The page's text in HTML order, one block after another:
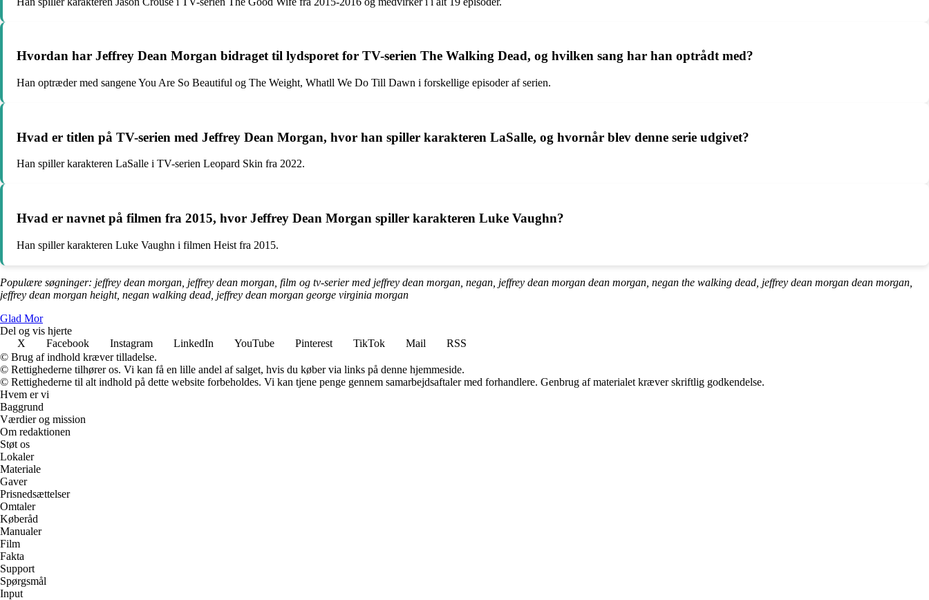
Hvordan har Jeffrey Dean Morgan bidraget til lydsporet for TV-serien The Walking Dead, og hvilken sang har han optrådt med?
Han optræder med sangene You Are So Beautiful og The Weight, Whatll We Do Till Dawn i forskellige episoder af serien.
Hvad er titlen på TV-serien med Jeffrey Dean Morgan, hvor han spiller karakteren LaSalle, og hvornår blev denne serie udgivet?
Han spiller karakteren LaSalle i TV-serien Leopard Skin fra 2022.
Hvad er navnet på filmen fra 2015, hvor Jeffrey Dean Morgan spiller karakteren Luke Vaughn?
Han spiller karakteren Luke Vaughn i filmen Heist fra 2015.
Populære søgninger: jeffrey dean morgan, jeffrey dean morgan, film og tv-serier med jeffrey dean morgan, negan, jeffrey dean morgan dean morgan, negan the walking dead, jeffrey dean morgan dean morgan,
jeffrey dean morgan height, negan walking dead, jeffrey dean morgan george virginia morgan
Glad Mor
Del og vis hjerte
X
Facebook Instagram LinkedIn YouTube Pinterest TikTok Mail
RSS
© Brug af indhold kræver tilladelse.
© Rettighederne tilhører os. Vi kan få en lille andel af salget, hvis du køber via links på denne hjemmeside.
© Rettighederne til alt indhold på dette website forbeholdes. Vi kan tjene penge gennem samarbejdsaftaler med forhandlere. Genbrug af materialet kræver skriftlig godkendelse.
Hvem er vi
Baggrund
Værdier og mission
Om redaktionen
Støt os
Lokaler
Materiale
Gaver
Prisnedsættelser
Omtaler
Køberåd
Manualer
Film
Fakta
Support
Spørgsmål
Input